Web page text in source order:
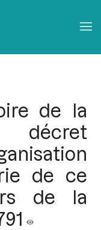
de la
de ce
de la